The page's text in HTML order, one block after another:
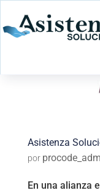
Asistenza
por
En una alianza